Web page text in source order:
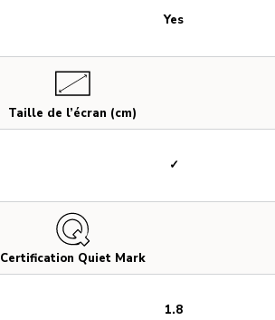
Taille de l’écran (cm)
Certification Quiet Mark
Yes
✓
1.8